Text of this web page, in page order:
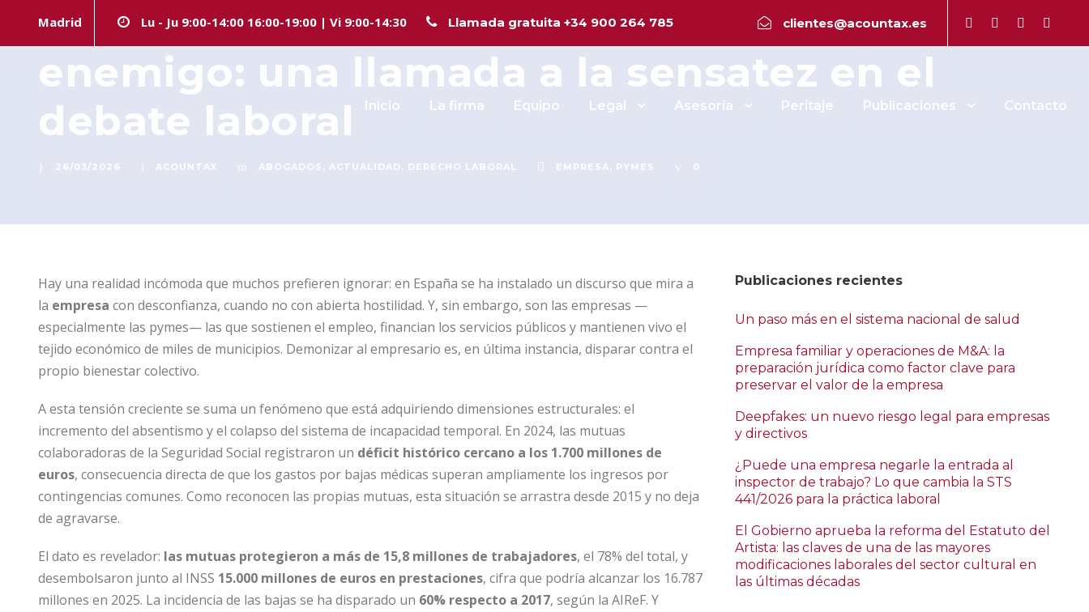
Madrid Lu - Ju 9:00-14:00 16:00-19:00 | Vi 9:00-14:30 Llamada gratuita +34 900 264 785 clientes@acountax.es
Inicio La firma Equipo Legal Asesoría Peritaje Publicaciones Contacto
La empresa no puede seguir siendo el
enemigo: una llamada a la sensatez en el
debate laboral
26/03/2026 ACOUNTAX ABOGADOS , ACTUALIDAD , DERECHO LABORAL EMPRESA, PYMES 0
Hay una realidad incómoda que muchos prefieren ignorar: en España se ha instalado un discurso que mira a
la empresa con desconfianza, cuando no con abierta hostilidad. Y, sin embargo, son las empresas —
especialmente las pymes— las que sostienen el empleo, financian los servicios públicos y mantienen vivo el
tejido económico de miles de municipios. Demonizar al empresario es, en última instancia, disparar contra el
propio bienestar colectivo.
A esta tensión creciente se suma un fenómeno que está adquiriendo dimensiones estructurales: el
incremento del absentismo y el colapso del sistema de incapacidad temporal. En 2024, las mutuas
colaboradoras de la Seguridad Social registraron un déficit histórico cercano a los 1.700 millones de
euros, consecuencia directa de que los gastos por bajas médicas superan ampliamente los ingresos por
contingencias comunes. Como reconocen las propias mutuas, esta situación se arrastra desde 2015 y no deja
de agravarse.
El dato es revelador: las mutuas protegieron a más de 15,8 millones de trabajadores, el 78% del total, y
desembolsaron junto al INSS 15.000 millones de euros en prestaciones, cifra que podría alcanzar los 16.787
millones en 2025. La incidencia de las bajas se ha disparado un 60% respecto a 2017, según la AIReF. Y
Publicaciones recientes
Un paso más en el sistema nacional de salud
Empresa familiar y operaciones de M&A: la
preparación jurídica como factor clave para
preservar el valor de la empresa
Deepfakes: un nuevo riesgo legal para empresas
y directivos
¿Puede una empresa negarle la entrada al
inspector de trabajo? Lo que cambia la STS
441/2026 para la práctica laboral
El Gobierno aprueba la reforma del Estatuto del
Artista: las claves de una de las mayores
modificaciones laborales del sector cultural en
las últimas décadas